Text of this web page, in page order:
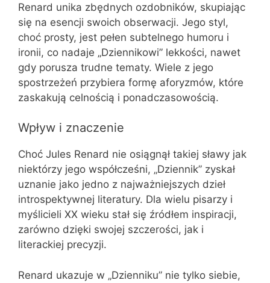
Renard unika zbędnych ozdobników, skupiając
się na esencji swoich obserwacji. Jego styl,
choć prosty, jest pełen subtelnego humoru i
ironii, co nadaje „Dziennikowi” lekkości, nawet
gdy porusza trudne tematy. Wiele z jego
spostrzeżeń przybiera formę aforyzmów, które
zaskakują celnością i ponadczasowością.
Wpływ i znaczenie
Choć Jules Renard nie osiągnął takiej sławy jak
niektórzy jego współcześni, „Dziennik” zyskał
uznanie jako jedno z najważniejszych dzieł
introspektywnej literatury. Dla wielu pisarzy i
myślicieli XX wieku stał się źródłem inspiracji,
zarówno dzięki swojej szczerości, jak i
literackiej precyzji.
Renard ukazuje w „Dzienniku” nie tylko siebie,